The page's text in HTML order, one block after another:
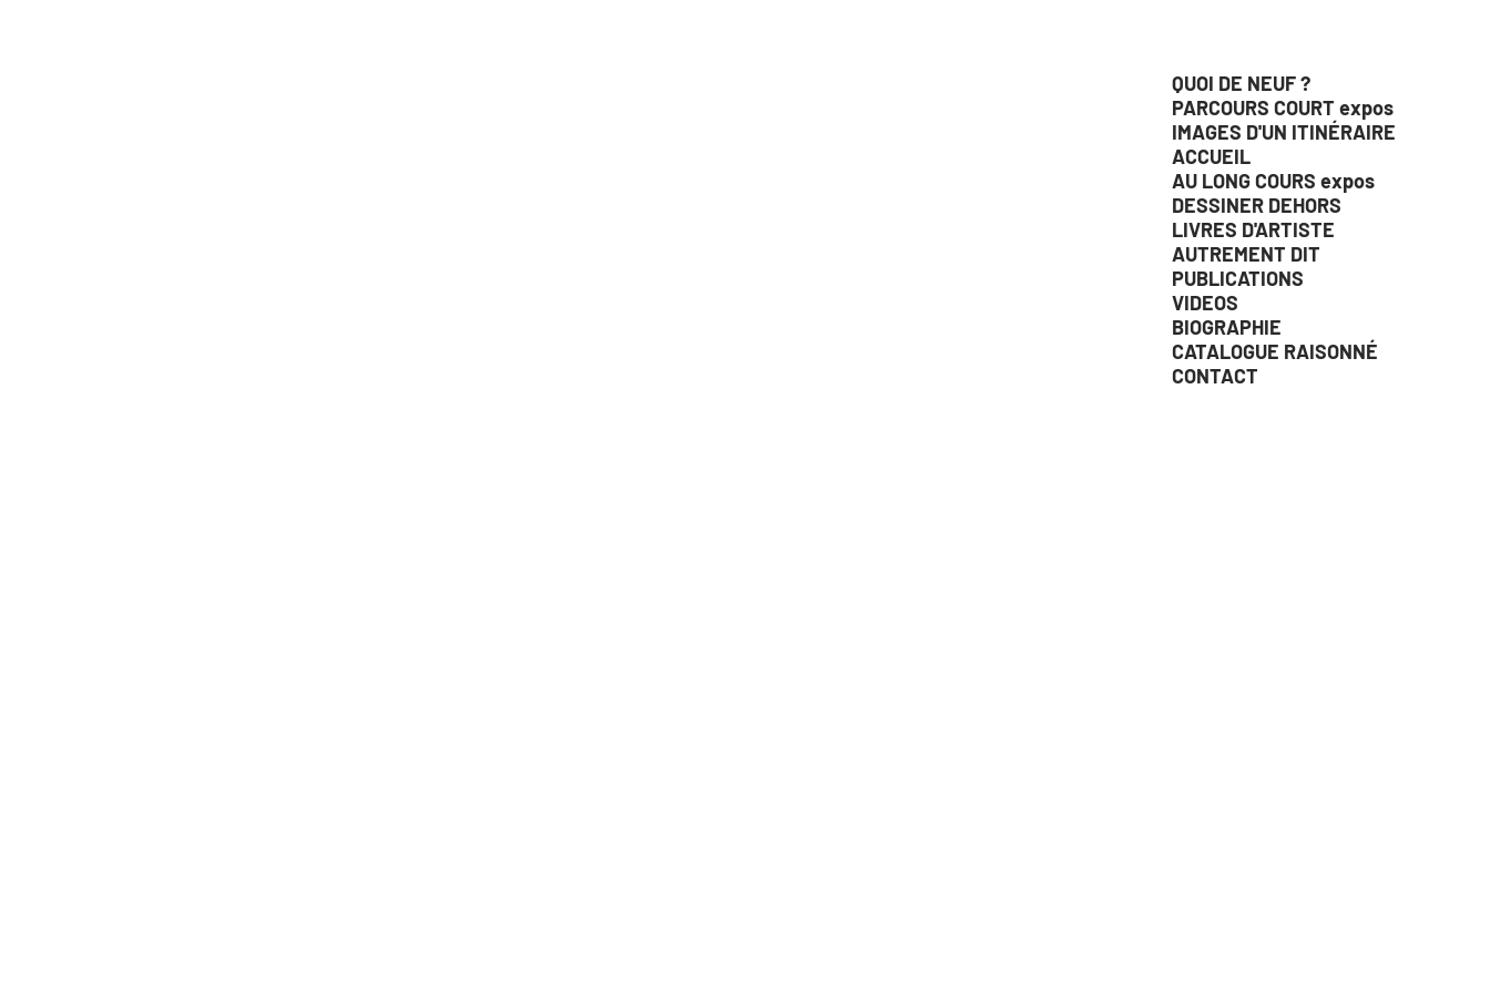
QUOI DE NEUF ?
PARCOURS COURT expos
IMAGES D'UN ITINÉRAIRE
ACCUEIL
AU LONG COURS expos
DESSINER DEHORS
LIVRES D'ARTISTE
AUTREMENT DIT
PUBLICATIONS
VIDEOS
BIOGRAPHIE
CATALOGUE RAISONNÉ
CONTACT